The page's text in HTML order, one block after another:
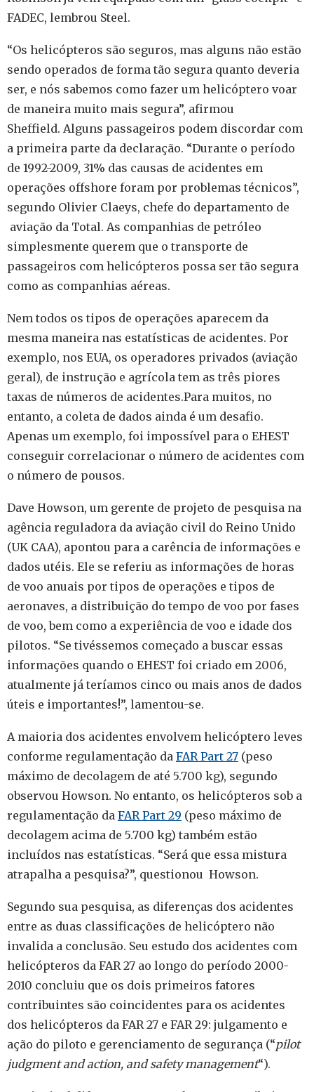
FADEC, lembrou Steel.
“Os helicópteros são seguros, mas alguns não estão
sendo operados de forma tão segura quanto deveria
ser, e nós sabemos como fazer um helicóptero voar
de maneira muito mais segura”, afirmou
Sheffield. Alguns passageiros podem discordar com
a primeira parte da declaração. “Durante o período
de 1992-2009, 31% das causas de acidentes em
operações offshore foram por problemas técnicos”,
segundo Olivier Claeys, chefe do departamento de
aviação da Total. As companhias de petróleo
simplesmente querem que o transporte de
passageiros com helicópteros possa ser tão segura
como as companhias aéreas.
Nem todos os tipos de operações aparecem da
mesma maneira nas estatísticas de acidentes. Por
exemplo, nos EUA, os operadores privados (aviação
geral), de instrução e agrícola tem as três piores
taxas de números de acidentes.Para muitos, no
entanto, a coleta de dados ainda é um desafio.
Apenas um exemplo, foi impossível para o EHEST
conseguir correlacionar o número de acidentes com
o número de pousos.
Dave Howson, um gerente de projeto de pesquisa na
agência reguladora da aviação civil do Reino Unido
(UK CAA), apontou para a carência de informações e
dados utéis. Ele se referiu as informações de horas
de voo anuais por tipos de operações e tipos de
aeronaves, a distribuição do tempo de voo por fases
de voo, bem como a experiência de voo e idade dos
pilotos. “Se tivéssemos começado a buscar essas
informações quando o EHEST foi criado em 2006,
atualmente já teríamos cinco ou mais anos de dados
úteis e importantes!”, lamentou-se.
A maioria dos acidentes envolvem helicóptero leves
conforme regulamentação da FAR Part 27 (peso
máximo de decolagem de até 5.700 kg), segundo
observou Howson. No entanto, os helicópteros sob a
regulamentação da FAR Part 29 (peso máximo de
decolagem acima de 5.700 kg) também estão
incluídos nas estatísticas. “Será que essa mistura
atrapalha a pesquisa?”, questionou Howson.
Segundo sua pesquisa, as diferenças dos acidentes
entre as duas classificações de helicóptero não
invalida a conclusão. Seu estudo dos acidentes com
helicópteros da FAR 27 ao longo do período 2000-
2010 concluiu que os dois primeiros fatores
contribuintes são coincidentes para os acidentes
dos helicópteros da FAR 27 e FAR 29: julgamento e
ação do piloto e gerenciamento de segurança (“pilot
judgment and action, and safety management“).